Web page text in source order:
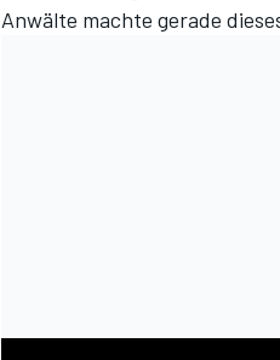
Anwälte machte gerade